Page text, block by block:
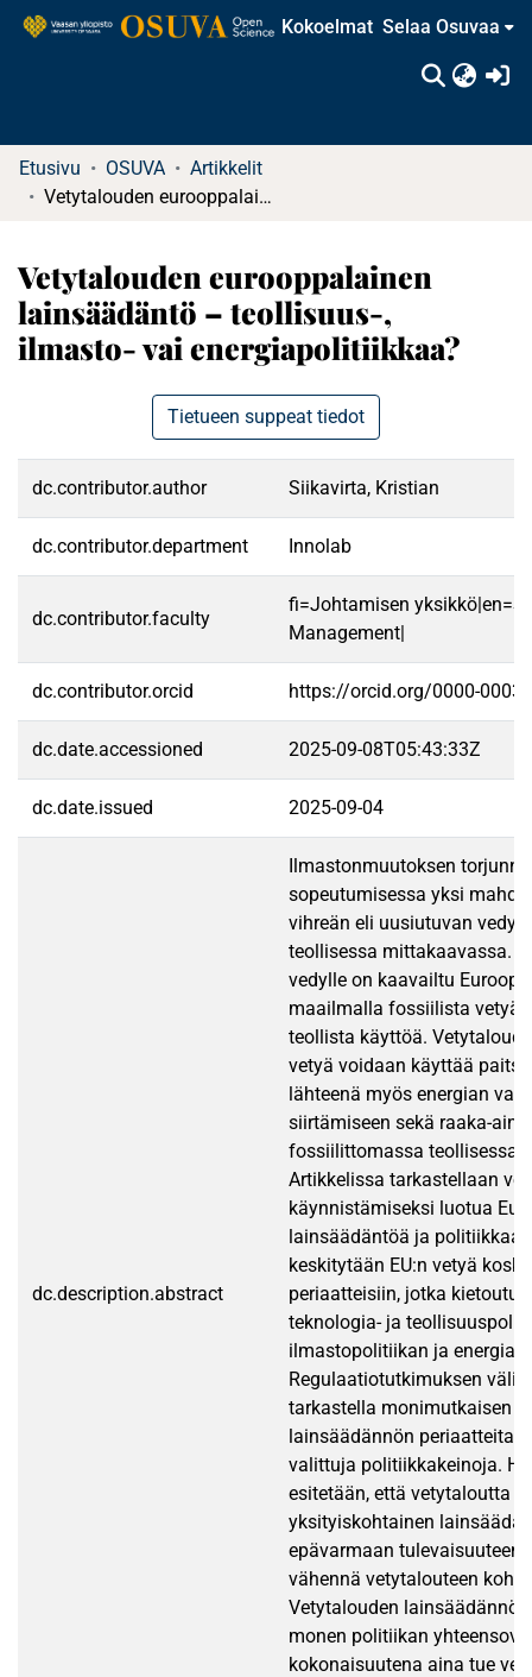
Kokoelmat Selaa Osuvaa
Etusivu OSUVA
Artikkelit
Vetytalouden eurooppalainen lainsäädäntö – teollisuus-, ilmasto- vai energiapolitiikkaa?
Vetytalouden eurooppalainen
lainsäädäntö – teollisuus-,
ilmasto- vai energiapolitiikkaa?
Tietueen suppeat tiedot
dc.contributor.author Siikavirta, Kristian
dc.contributor.department Innolab
dc.contributor.faculty
fi=Johtamisen
Management|
dc.contributor.orcid https://orcid.org/0000-0003-
dc.date.accessioned 2025-09-08T05:43:33Z
dc.date.issued 2025-09-04
dc.description.abstract
Ilmastonmuutoksen
sopeutumisessa yksi
vihreän eli uusiutuvan
teollisessa mittakaavassa.
vedylle on kaavailtu
maailmalla fossiilista vetyä
teollista käyttöä.
vetyä voidaan käyttää paitsi
lähteenä myös energian
siirtämiseen sekä raaka-
fossiilittomassa teollisessa
Artikkelissa tarkastellaan
käynnistämiseksi luotua
lainsäädäntöä ja politiikkaa.
keskitytään EU:n vetyä
periaatteisiin, jotka
teknologia- ja
ilmastopolitiikan ja
Regulaatiotutkimuksen
tarkastella monimutkaisen
lainsäädännön periaatteita,
valittuja politiikkakeinoja.
esitetään, että vetytaloutta
yksityiskohtainen
epävarmaan tulevaisuuteen
vähennä vetytalouteen
Vetytalouden
monen politiikan
kokonaisuutena aina tue